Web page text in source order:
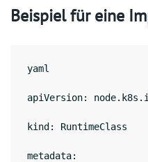
Beispiel für eine
yaml
apiVersion:
kind: RuntimeClass
metadata: